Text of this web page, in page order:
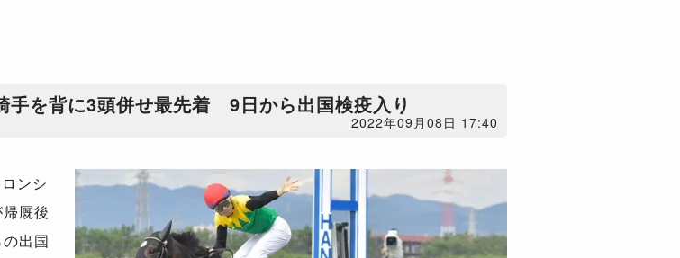
手を背に3頭併せ最先着 9日から出国検疫入り
2022年09月08日 17:40
ンシ
厩後
出国